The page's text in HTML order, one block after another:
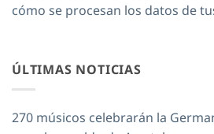
cómo se procesan los datos de
ÚLTIMAS NOTICIAS
270 músicos celebrarán la